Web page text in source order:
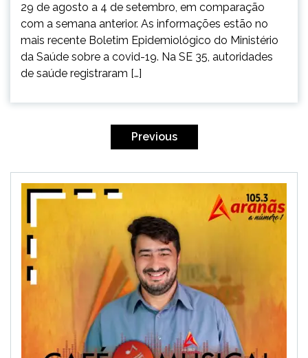
29 de agosto a 4 de setembro, em comparação
com a semana anterior. As informações estão no
mais recente Boletim Epidemiológico do Ministério
da Saúde sobre a covid-19. Na SE 35, autoridades
de saúde registraram […]
Previous